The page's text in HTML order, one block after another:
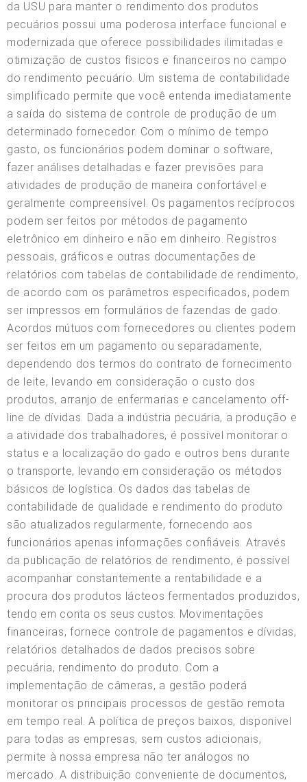
da USU para manter o rendimento dos produtos
pecuários possui uma poderosa interface funcional e
modernizada que oferece possibilidades ilimitadas e
otimização de custos físicos e financeiros no campo
do rendimento pecuário. Um sistema de contabilidade
simplificado permite que você entenda imediatamente
a saída do sistema de controle de produção de um
determinado fornecedor. Com o mínimo de tempo
gasto, os funcionários podem dominar o software,
fazer análises detalhadas e fazer previsões para
atividades de produção de maneira confortável e
geralmente compreensível. Os pagamentos recíprocos
podem ser feitos por métodos de pagamento
eletrônico em dinheiro e não em dinheiro. Registros
pessoais, gráficos e outras documentações de
relatórios com tabelas de contabilidade de rendimento,
de acordo com os parâmetros especificados, podem
ser impressos em formulários de fazendas de gado.
Acordos mútuos com fornecedores ou clientes podem
ser feitos em um pagamento ou separadamente,
dependendo dos termos do contrato de fornecimento
de leite, levando em consideração o custo dos
produtos, arranjo de enfermarias e cancelamento off-
line de dívidas. Dada a indústria pecuária, a produção e
a atividade dos trabalhadores, é possível monitorar o
status e a localização do gado e outros bens durante
o transporte, levando em consideração os métodos
básicos de logística. Os dados das tabelas de
contabilidade de qualidade e rendimento do produto
são atualizados regularmente, fornecendo aos
funcionários apenas informações confiáveis. Através
da publicação de relatórios de rendimento, é possível
acompanhar constantemente a rentabilidade e a
procura dos produtos lácteos fermentados produzidos,
tendo em conta os seus custos. Movimentações
financeiras, fornece controle de pagamentos e dívidas,
relatórios detalhados de dados precisos sobre
pecuária, rendimento do produto. Com a
implementação de câmeras, a gestão poderá
monitorar os principais processos de gestão remota
em tempo real. A política de preços baixos, disponível
para todas as empresas, sem custos adicionais,
permite à nossa empresa não ter análogos no
mercado. A distribuição conveniente de documentos,